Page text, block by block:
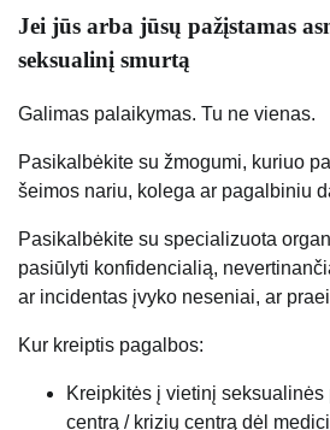
Jei jūs arba jūsų pažįstamas
seksualinį smurtą
Galimas palaikymas. Tu ne vienas.
Pasikalbėkite su žmogumi, kuriuo
šeimos nariu, kolega ar pagalbiniu
Pasikalbėkite su specializuota
pasiūlyti konfidencialią,
ar incidentas įvyko neseniai, ar
Kur kreiptis pagalbos:
Kreipkitės į vietinį
centrą / krizių centrą dėl